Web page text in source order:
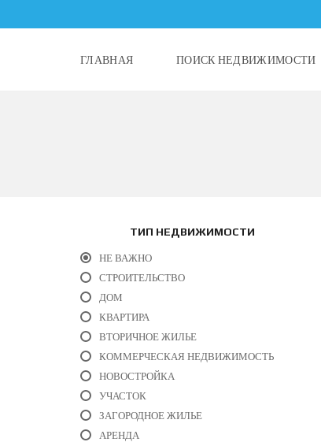
ГЛАВНАЯ ПОИСК НЕДВИЖИМОСТИ
ТИП НЕДВИЖИМОСТИ
НЕ ВАЖНО
СТРОИТЕЛЬСТВО
ДОМ
КВАРТИРА
ВТОРИЧНОЕ ЖИЛЬЕ
КОММЕРЧЕСКАЯ НЕДВИЖИМОСТЬ
НОВОСТРОЙКА
УЧАСТОК
ЗАГОРОДНОЕ ЖИЛЬЕ
АРЕНДА